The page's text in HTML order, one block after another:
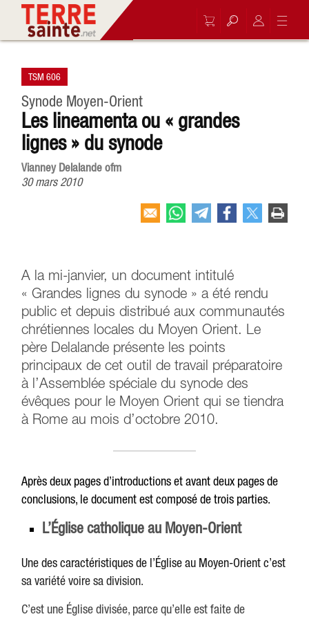
TSM 606
Synode Moyen-Orient
Les lineamenta ou « grandes
lignes » du synode
Vianney Delalande ofm
30 mars 2010
A la mi-janvier, un document intitulé
« Grandes lignes du synode » a été rendu
public et depuis distribué aux communautés
chrétiennes locales du Moyen Orient. Le
père Delalande présente les points
principaux de cet outil de travail préparatoire
à l’Assemblée spéciale du synode des
évêques pour le Moyen Orient qui se tiendra
à Rome au mois d’octobre 2010.
Après deux pages d’introductions et avant deux pages de
conclusions, le document est composé de trois parties.
L’Église catholique au Moyen-Orient
Une des caractéristiques de l’Église au Moyen-Orient c’est
sa variété voire sa division.
C’est une Église divisée, parce qu’elle est faite de